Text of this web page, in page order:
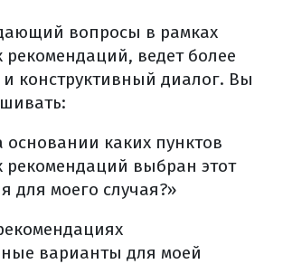
вопросы в рамках
рекомендаций, ведет более
конструктивный диалог. Вы
основании каких пунктов
рекомендаций выбран этот
для моего случая?»
варианты для моей